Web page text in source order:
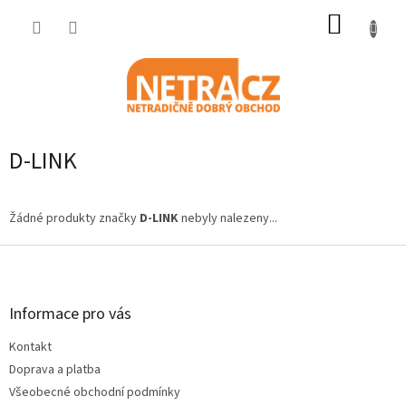
D-LINK
Žádné produkty značky D-LINKnebyly nalezeny...
Z
Informace pro vás
Kontakt
Doprava a platba
Všeobecné obchodní podmínky